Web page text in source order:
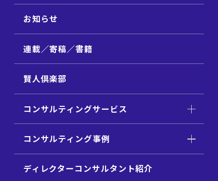
お知らせ
連載／寄稿／書籍
賢人倶楽部
コンサルティングサービス
コンサルティング事例
ディレクターコンサルタント紹介